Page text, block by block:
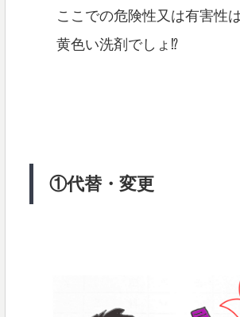
ここでの危険性又は有害性
黄色い洗剤でしょ⁉
①代替・変更